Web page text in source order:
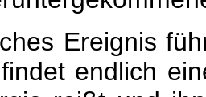
Ereignis
endlich